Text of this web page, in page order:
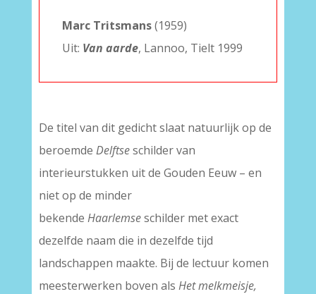
Marc Tritsmans(1959)
Uit: Van aarde, Lannoo, Tielt 1999
De titel van dit gedicht slaat natuurlijk op de
beroemde Delftseschilder van
interieurstukken uit de Gouden Eeuw – en
niet op de minder
bekende Haarlemseschilder met exact
dezelfde naam die in dezelfde tijd
landschappen maakte. Bij de lectuur komen
meesterwerken boven als Het melkmeisje,